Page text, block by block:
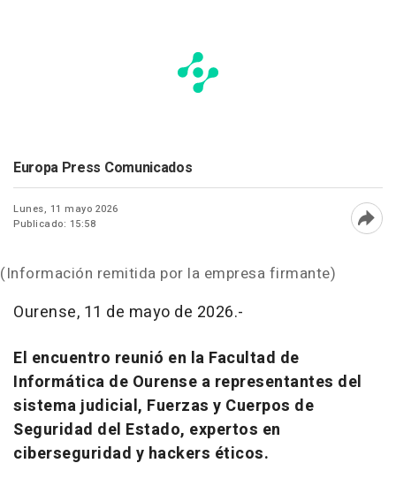
Europa Press Comunicados
Lunes, 11 mayo 2026
Publicado: 15:58
(Información remitida por la empresa firmante)
Ourense, 11 de mayo de 2026.-
El encuentro reunió en la Facultad de
Informática de Ourense a representantes del
sistema judicial, Fuerzas y Cuerpos de
Seguridad del Estado, expertos en
ciberseguridad y hackers éticos.